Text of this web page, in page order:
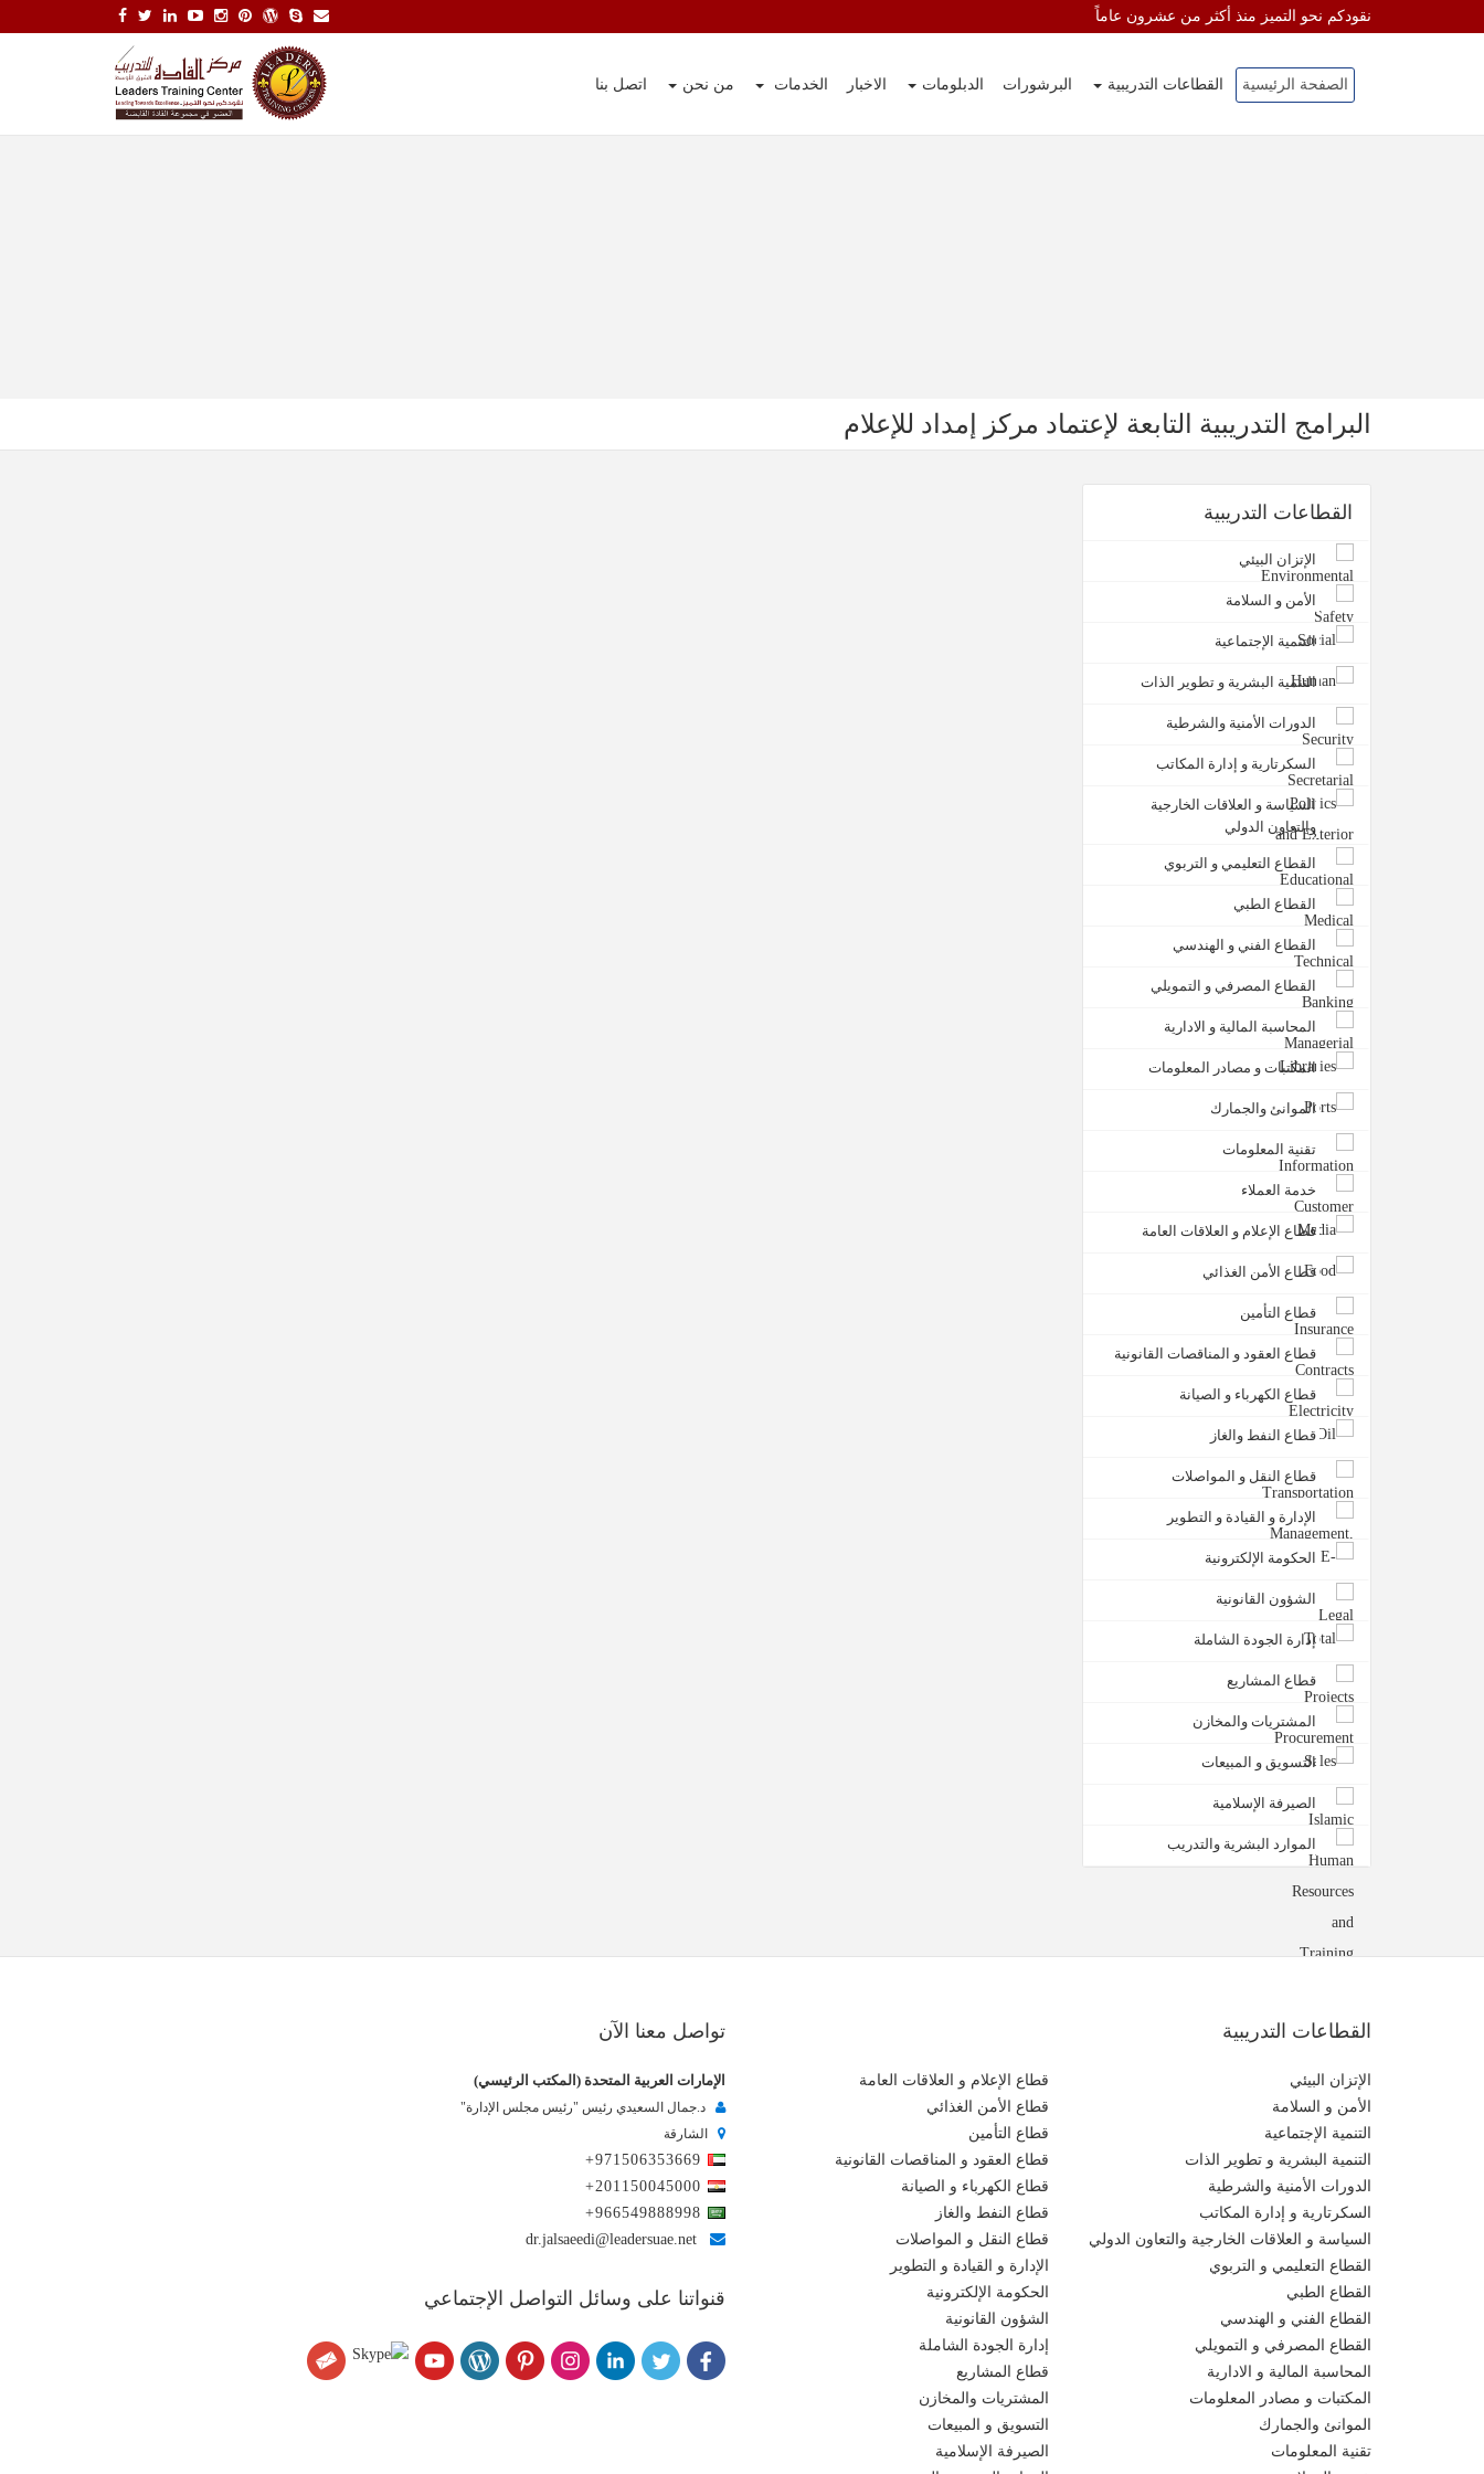
نقودكم نحو التميز منذ أكثر من عشرون عاماً
الصفحة الرئيسية القطاعات التدريبية البرشورات الدبلومات الاخبار الخدمات من نحن اتصل بنا
البرامج التدريبية التابعة لإعتماد مركز إمداد للإعلام
القطاعات التدريبية
الإتزان البيئي
الأمن و السلامة
التنمية الإجتماعية
التنمية البشرية و تطوير الذات
الدورات الأمنية والشرطية
السكرتارية و إدارة المكاتب
السياسة و العلاقات الخارجية
والتعاون الدولي
القطاع التعليمي و التربوي
القطاع الطبي
القطاع الفني و الهندسي
القطاع المصرفي و التمويلي
المحاسبة المالية و الادارية
المكتبات و مصادر المعلومات
الموانئ والجمارك
تقنية المعلومات
خدمة العملاء
قطاع الإعلام و العلاقات العامة
قطاع الأمن الغذائي
قطاع التأمين
قطاع العقود و المناقصات القانونية
قطاع الكهرباء و الصيانة
قطاع النفط والغاز
قطاع النقل و المواصلات
الإدارة و القيادة و التطوير
الحكومة الإلكترونية
الشؤون القانونية
إدارة الجودة الشاملة
قطاع المشاريع
المشتريات والمخازن
التسويق و المبيعات
الصيرفة الإسلامية
الموارد البشرية والتدريب
القطاعات التدريبية
الإتزان البيئي
الأمن و السلامة
التنمية الإجتماعية
التنمية البشرية و تطوير الذات
الدورات الأمنية والشرطية
السكرتارية و إدارة المكاتب
السياسة و العلاقات الخارجية والتعاون الدولي
القطاع التعليمي و التربوي
القطاع الطبي
القطاع الفني و الهندسي
القطاع المصرفي و التمويلي
المحاسبة المالية و الادارية
المكتبات و مصادر المعلومات
الموانئ والجمارك
تقنية المعلومات
قطاع الإعلام و العلاقات العامة
قطاع الأمن الغذائي
قطاع التأمين
قطاع العقود و المناقصات القانونية
قطاع الكهرباء و الصيانة
قطاع النفط والغاز
قطاع النقل و المواصلات
الإدارة و القيادة و التطوير
الحكومة الإلكترونية
الشؤون القانونية
إدارة الجودة الشاملة
قطاع المشاريع
المشتريات والمخازن
التسويق و المبيعات
الصيرفة الإسلامية
تواصل معنا الآن
الإمارات العربية المتحدة (المكتب الرئيسي)
د.جمال السعيدي رئيس "رئيس مجلس الإدارة"
الشارقة
+971506353669
+201150045000
+966549888998
dr.jalsaeedi@leadersuae.net
قنواتنا على وسائل التواصل الإجتماعي